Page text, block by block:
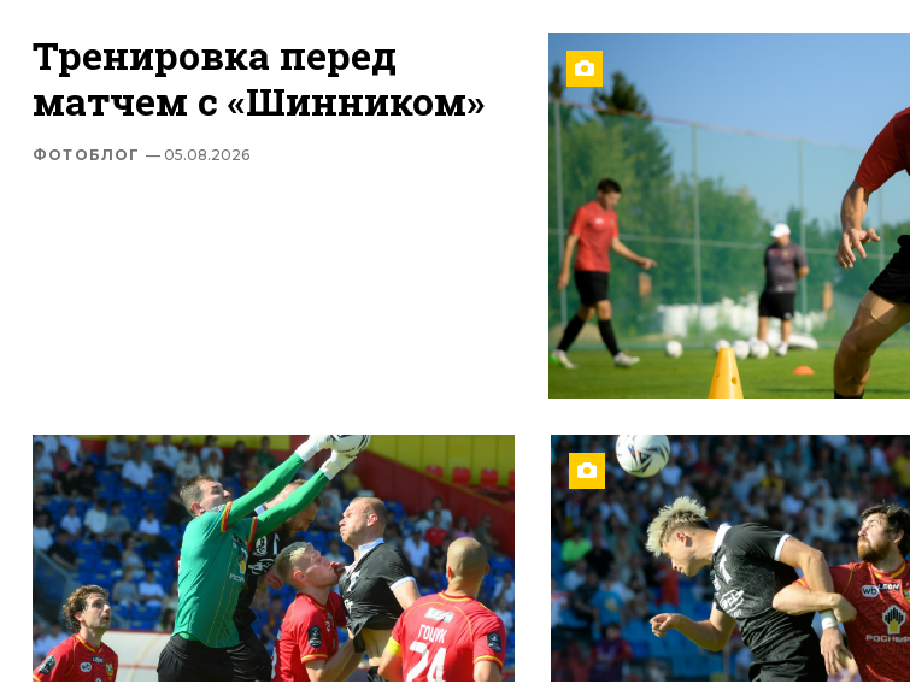
Тренировка перед
матчем с «Шинником»
ФОТОБЛОГ — 05.08.2026